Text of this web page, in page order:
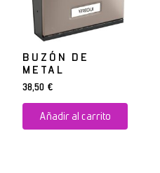
BUZÓN DE
METAL
38,50 €
Añadir al carrito